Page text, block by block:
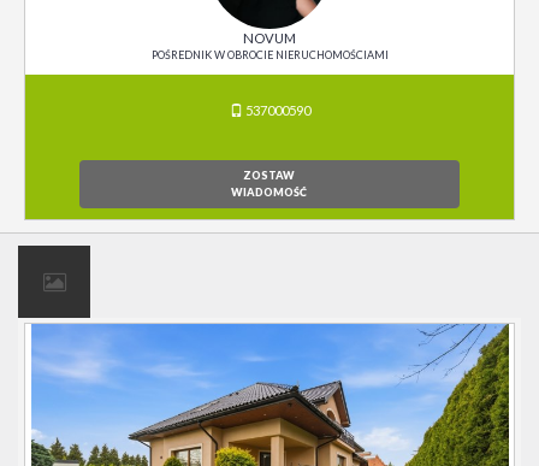
NOVUM
POŚREDNIK W OBROCIE NIERUCHOMOŚCIAMI
537000590
ZOSTAW
WIADOMOŚĆ